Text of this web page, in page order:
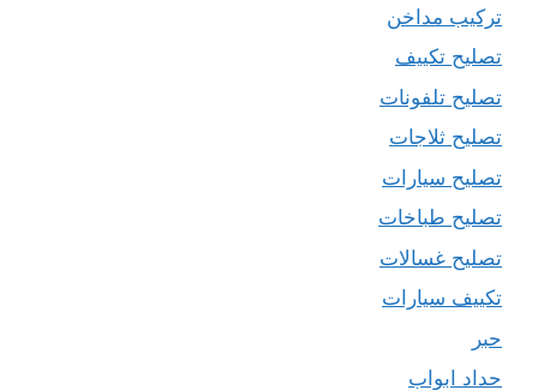
تركيب مداخن
تصليح تكييف
تصليح تلفونات
تصليح ثلاجات
تصليح سيارات
تصليح طباخات
تصليح غسالات
تكييف سيارات
حبر
حداد ابواب